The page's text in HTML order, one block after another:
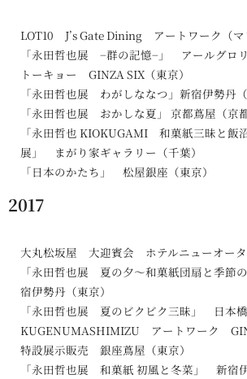
LOT10 J’s Gate Dining アートワーク（マ
「永田哲也展 −群の記憶−」 アールグロ
トーキョー GINZA SIX（東京）
「永田哲也展 わがしななつ」新宿伊勢丹（
「永田哲也展 おかしな夏」 京都蔦屋（京都
「永田哲也 KIOKUGAMI 和菓紙三昧と飯
展」 まがり家ギャラリー（千葉）
「日本のかたち」 松屋銀座（東京）
2017
大丸松坂屋 大迎賓会 ホテルニューオータ
「永田哲也展 夏の夕〜和菓紙団扇と季節
宿伊勢丹（東京）
「永田哲也展 夏のビクビク三昧」 日本橋
KUGENUMASHIMIZU アートワーク
特設展示販売 銀座蔦屋（東京）
「永田哲也展 和菓紙 初風と冬菜」 新宿伊